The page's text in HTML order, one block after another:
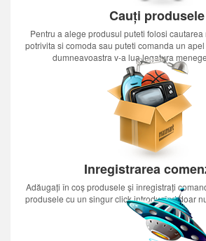
Cauți produsele
Pentru a alege produsul puteti folosi
potrivita si comoda sau puteti comanda un
dumneavoastra v-a lua legatura
Inregistrarea
Adăugați în coș produsele și înregistrați
produsele cu un singur click introducînd doar